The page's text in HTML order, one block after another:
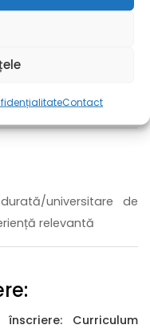
Contact
profesională
costuri avantajoase
universitare de
relevantă
Curriculum